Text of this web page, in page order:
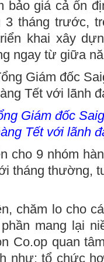
bảo giá cả ổn
tháng trước,
khai xây
ngay từ giữa
Giám đốc
Tết với lãnh
cho 9 nhóm
tháng thường,
chăm lo cho
mang lại
Co.op quan
như: tổ chức